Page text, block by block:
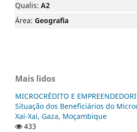
Qualis: A2
Área: Geografia
Mais lidos
MICROCRÉDITO E
Situação dos Beneficiários do
Xai-Xai, Gaza, Moçambique
433